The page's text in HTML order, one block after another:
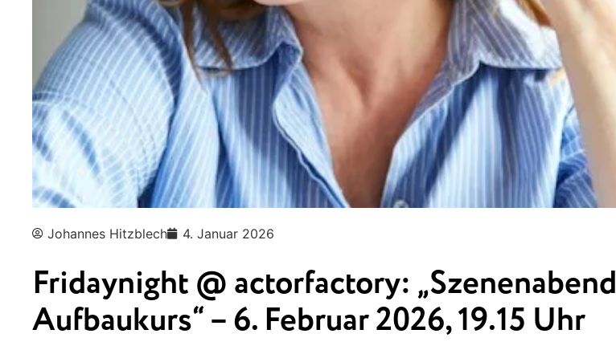
Johannes Hitzblech 4. Januar 2026
Fridaynight @ actorfactory: „Szenenabend
Aufbaukurs“ – 6. Februar 2026, 19.15 Uhr